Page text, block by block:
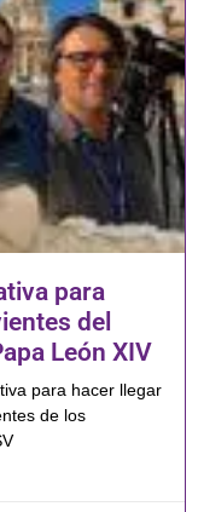
para
del
León XIV
para hacer llegar
de los